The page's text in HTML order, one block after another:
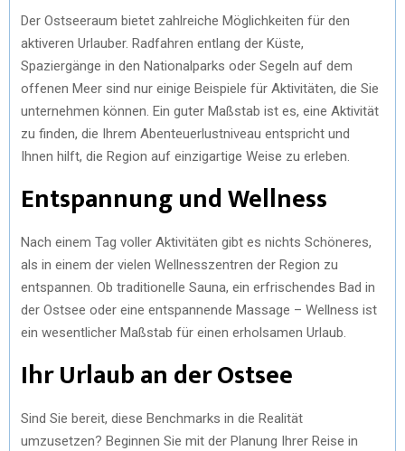
Der Ostseeraum bietet zahlreiche Möglichkeiten für den
aktiveren Urlauber. Radfahren entlang der Küste,
Spaziergänge in den Nationalparks oder Segeln auf dem
offenen Meer sind nur einige Beispiele für Aktivitäten, die Sie
unternehmen können. Ein guter Maßstab ist es, eine Aktivität
zu finden, die Ihrem Abenteuerlustniveau entspricht und
Ihnen hilft, die Region auf einzigartige Weise zu erleben.
Entspannung und Wellness
Nach einem Tag voller Aktivitäten gibt es nichts Schöneres,
als in einem der vielen Wellnesszentren der Region zu
entspannen. Ob traditionelle Sauna, ein erfrischendes Bad in
der Ostsee oder eine entspannende Massage – Wellness ist
ein wesentlicher Maßstab für einen erholsamen Urlaub.
Ihr Urlaub an der Ostsee
Sind Sie bereit, diese Benchmarks in die Realität
umzusetzen? Beginnen Sie mit der Planung Ihrer Reise in